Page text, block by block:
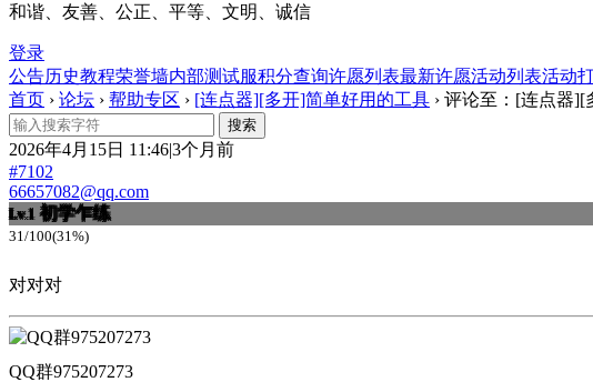
和谐、友善、公正、平等、文明、诚信
登录
公告历史教程荣誉墙内部测试服积分查询许愿列表最新许愿活动列表活动
首页 › 论坛 › 帮助专区 › [连点器][多开]简单好用的工具 › 评论至：[连点器][
2026年4月15日 11:46|3个月前
#7102
66657082@qq.com
Lv.1 初学乍练
31/100(31%)
对对对
QQ群975207273